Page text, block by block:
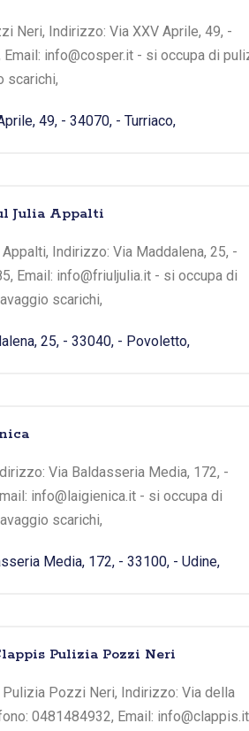
Neri, Indirizzo: Via XXV Aprile, 49, -
info@cosper.it - si occupa di
scarichi,
49, - 34070, - Turriaco,
Julia Appalti
Indirizzo: Via Maddalena, 25, -
Email: info@friuljulia.it - si occupa di
scarichi,
25, - 33040, - Povoletto,
Via Baldasseria Media, 172, -
info@laigienica.it - si occupa di
scarichi,
Media, 172, - 33100, - Udine,
Pulizia Pozzi Neri
Pozzi Neri, Indirizzo: Via della
0481484932, Email: